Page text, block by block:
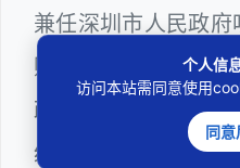
兼任深圳市人民政
购评审专家（法律
政府部门公职律师
级教师、建设工程定
个人信
访问本站需同意使用
同意